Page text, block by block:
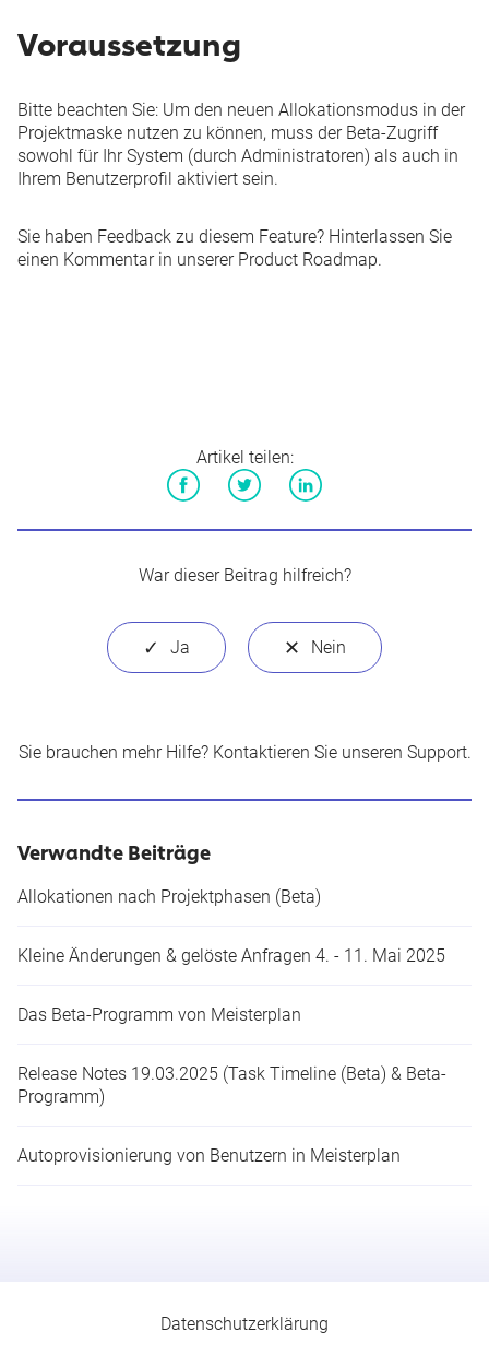
Voraussetzung
Bitte beachten Sie: Um den neuen Allokationsmodus in der
Projektmaske nutzen zu können, muss der Beta-Zugriff
sowohl für Ihr System (durch Administratoren) als auch in
Ihrem Benutzerprofil aktiviert sein.
Sie haben Feedback zu diesem Feature? Hinterlassen Sie
einen Kommentar in unserer Product Roadmap.
Artikel teilen:
War dieser Beitrag hilfreich?
Sie brauchen mehr Hilfe? Kontaktieren Sie unseren Support.
Verwandte Beiträge
Allokationen nach Projektphasen (Beta)
Kleine Änderungen & gelöste Anfragen 4. - 11. Mai 2025
Das Beta-Programm von Meisterplan
Release Notes 19.03.2025 (Task Timeline (Beta) & Beta-
Programm)
Autoprovisionierung von Benutzern in Meisterplan
Datenschutzerklärung